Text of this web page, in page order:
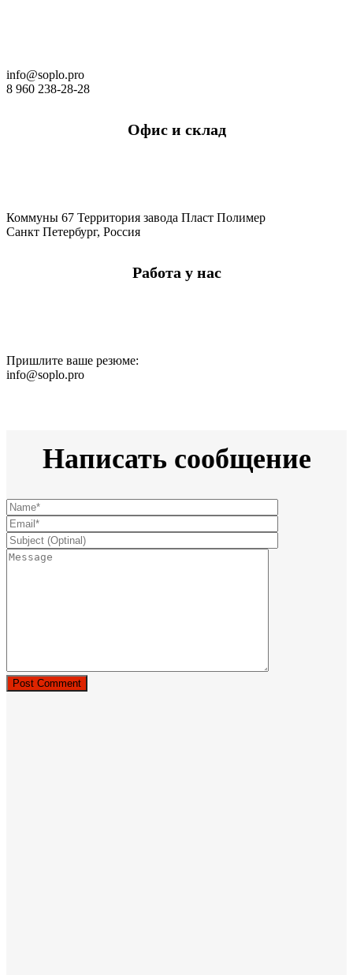
info@soplo.pro
8 960 238-28-28
Офис и склад
Коммуны 67 Территория завода Пласт Полимер
Санкт Петербург, Россия
Работа у нас
Пришлите ваше резюме:
info@soplo.pro
Написать сообщение